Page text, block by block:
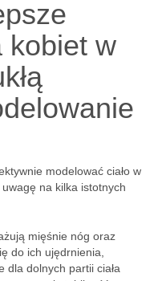
kobiet w
modelować ciało w
na kilka istotnych
mięśnie nóg oraz
do ich ujędrnienia,
dla dolnych partii ciała